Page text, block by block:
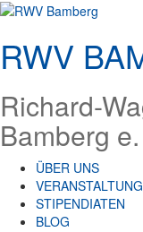
Zum
springen
RWV
Richard-
Bamberg
ÜBER UNS
STIPENDIATEN
BLOG